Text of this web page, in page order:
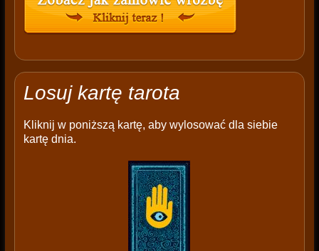
Losuj kartę tarota
Kliknij w poniższą kartę, aby wylosować dla siebie
kartę dnia.